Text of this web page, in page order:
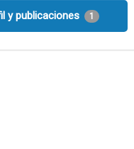
y publicaciones 1